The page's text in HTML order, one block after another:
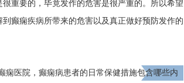
重要的，毕竟发作的危害是很严重的。所以希望
癫痫疾病所带来的危害以及真正做好预防发作的
痫医院，癫痫病患者的日常保健措施包含哪些内